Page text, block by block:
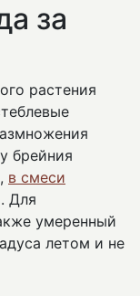
за
растения
брейния
в смеси
Для
умеренный
летом и не